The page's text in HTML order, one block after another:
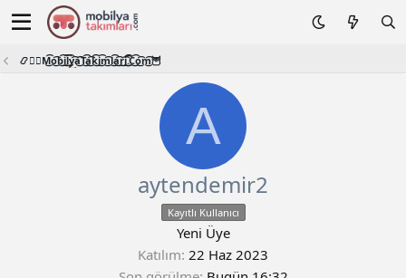
📿🧙‍♂️M͜͡o͜͡b͜͡i͜͡l͜͡y͜͡a͜͡T͜͡a͜͡k͜͡i͜͡m͜͡l͜͡a͜͡r͜͡i͜͡.͜͡C͜͡o͜͡m͜͡🦉
A
aytendemir2
Kayıtlı Kullanıcı
Yeni Üye
Katılım 22 Haz 2023